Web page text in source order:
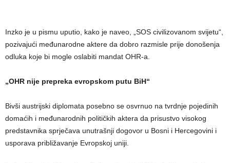
Inzko je u pismu uputio, kako je naveo, „SOS civilizovanom svijetu“,
pozivajući međunarodne aktere da dobro razmisle prije donošenja
odluka koje bi mogle oslabiti mandat OHR-a.
„OHR nije prepreka evropskom putu BiH“
Bivši austrijski diplomata posebno se osvrnuo na tvrdnje pojedinih
domaćih i međunarodnih političkih aktera da prisustvo visokog
predstavnika sprječava unutrašnji dogovor u Bosni i Hercegovini i
usporava približavanje Evropskoj uniji.